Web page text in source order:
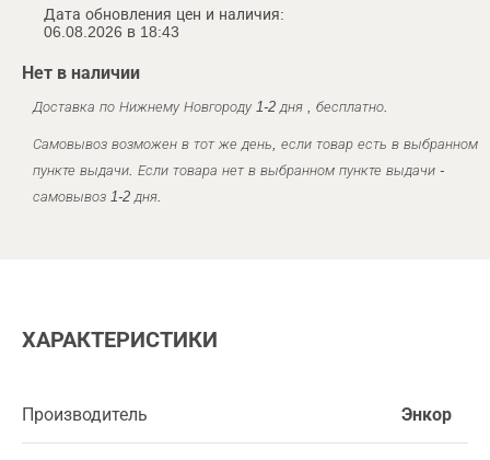
Дата обновления цен и наличия:
06.08.2026 в 18:43
Нет в наличии
Доставка по Нижнему Новгороду 1-2 дня , бесплатно.
Самовывоз возможен в тот же день, если товар есть в выбранном
пункте выдачи. Если товара нет в выбранном пункте выдачи -
самовывоз 1-2 дня.
ХАРАКТЕРИСТИКИ
Производитель Энкор